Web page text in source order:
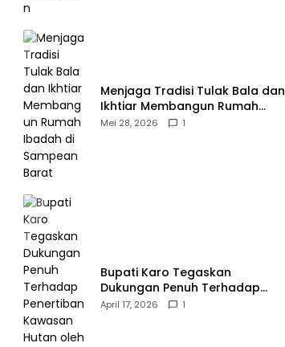
Menjaga Tradisi Tulak Bala dan
Ikhtiar Membangun Rumah
Ibadah di Sampean Barat
Mei 28, 2026 1
Bupati Karo Tegaskan
Dukungan Penuh Terhadap
Penertiban Kawasan Hutan
April 17, 2026 1